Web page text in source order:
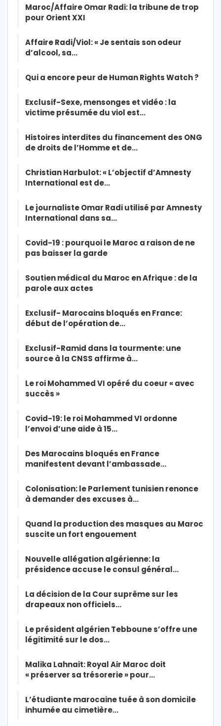
Maroc/Affaire Omar Radi: la tribune de trop
pour Orient XXI
Affaire Radi/Viol: « Je sentais son odeur
d’alcool, sa…
Qui a encore peur de Human Rights Watch ?
Exclusif-Sexe, mensonges et vidéo : la
victime présumée du viol est…
Histoires interdites du financement des ONG
de droits de l’Homme et de…
Christian Harbulot: « L’objectif d’Amnesty
International est de…
Le journaliste Omar Radi utilisé par Amnesty
International dans sa…
Covid-19 : pourquoi le Maroc a raison de ne
pas baisser la garde
Soutien médical du Maroc en Afrique : de la
parole aux actes
Exclusif- Marocains bloqués en France:
début de l’opération de…
Exclusif-Ramid dans la tourmente: une
source à la CNSS affirme à…
Le roi Mohammed VI opéré du coeur « avec
succès »
Covid-19: le roi Mohammed VI ordonne
l’envoi d’une aide à 15…
Des Marocains bloqués en France
manifestent devant l’ambassade…
Colonisation: le Parlement tunisien renonce
à demander des excuses à…
Quand la production des masques au Maroc
suscite un fort engouement
Nouvelle allégation algérienne: la
présidence accuse le consul général…
La décision de la Cour suprême sur les
drapeaux non officiels…
Le président algérien Tebboune s’offre une
légitimité sur le dos…
Malika Lahnait: Royal Air Maroc doit
« préserver sa trésorerie » pour…
L’étudiante marocaine tuée à son domicile
inhumée au cimetière…